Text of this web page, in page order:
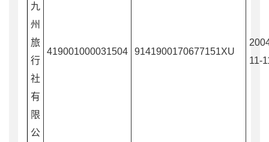
九
州
旅
行
社
有
限
公
419001000031504 9141900170677151XU
11-